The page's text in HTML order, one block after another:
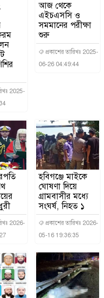
2025-
আজ থেকে
এইচএসসি ও
সমমানের পরীক্ষা
শুরু
প্রকাশের তারিখঃ 2025-
06-26 04:49:44
2026-
হবিগঞ্জে মাইকে
ঘোষণা দিয়ে
গ্রামবাসীর মধ্যে
সংঘর্ষ, নিহত ১
প্রকাশের তারিখঃ 2026-
05-16 19:36:35